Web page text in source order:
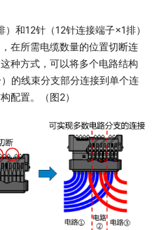
和12针（12针连接端子×1排）
在所需电缆数量的位置切断连
种方式，可以将多个电路结构
的线束分支部分连接到单个连
配置。（图2）